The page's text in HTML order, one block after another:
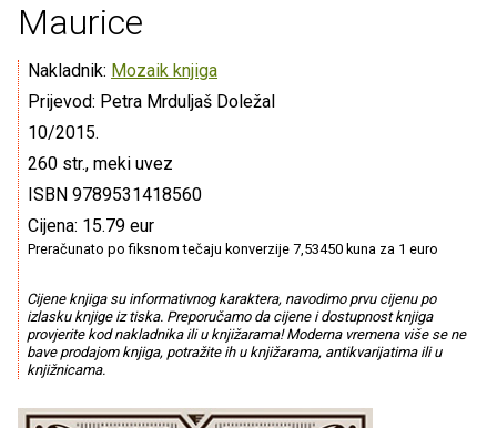
Maurice
Nakladnik: Mozaik knjiga
Prijevod: Petra Mrduljaš Doležal
10/2015.
260 str., meki uvez
ISBN 9789531418560
Cijena: 15.79 eur
Preračunato po fiksnom tečaju konverzije 7,53450 kuna za 1 euro
Cijene knjiga su informativnog karaktera, navodimo prvu cijenu po
izlasku knjige iz tiska. Preporučamo da cijene i dostupnost knjiga
provjerite kod nakladnika ili u knjižarama! Moderna vremena više se ne
bave prodajom knjiga, potražite ih u knjižarama, antikvarijatima ili u
knjižnicama.